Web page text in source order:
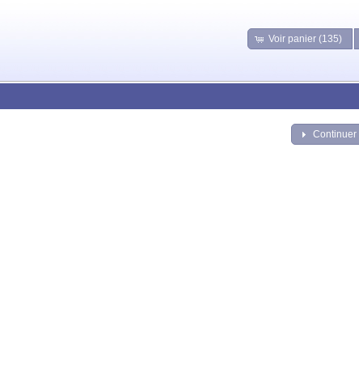
Voir panier (135)
Continuer